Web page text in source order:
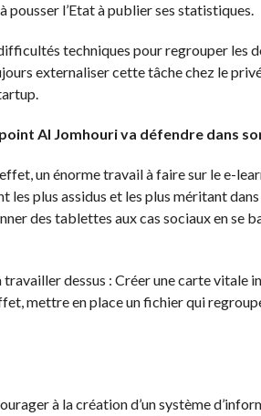
pousser l’Etat à publier ses statistiques.
techniques pour regrouper les
externaliser cette tâche chez le
Al Jomhouri va défendre dans
un énorme travail à faire sur le e-
les plus assidus et les plus méritant
des tablettes aux cas sociaux en se
dessus : Créer une carte vitale
mettre en place un fichier qui
à la création d’un système